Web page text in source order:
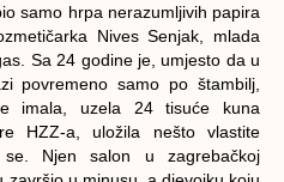
samo hrpa nerazumljivih papira
Nives Senjak , mlada
Sa 24 godine je, umjesto da u
povremeno samo po štambilj,
imala, uzela 24 tisuće kuna
HZZ-a, uložila nešto vlastite
se. Njen salon u zagrebačkoj